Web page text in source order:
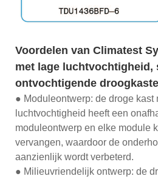
Voordelen van Climatest
met lage luchtvochtigheid,
ontvochtigende
● Moduleontwerp: de droge kast
luchtvochtigheid heeft een
moduleontwerp en elke module
vervangen, waardoor de
aanzienlijk wordt verbeterd.
● Milieuvriendelijk ontwerp: de